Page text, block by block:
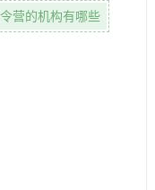
营的机构有哪些